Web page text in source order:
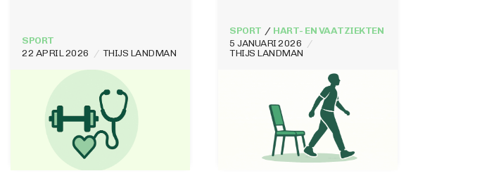
22 APRIL 2026 THIJS LANDMAN
SPORT
5 JANUARI 2026
THIJS LANDMAN
SPORT HART- EN VAATZIEKTEN